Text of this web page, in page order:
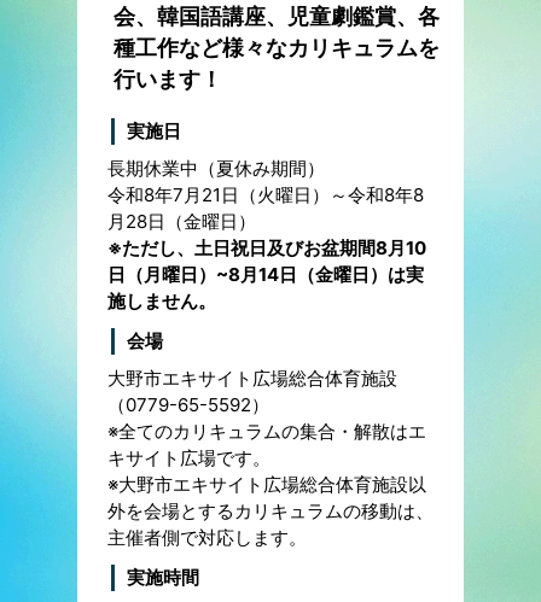
会、韓国語講座、児童劇鑑賞、各
種工作など様々なカリキュラムを
行います！
実施日
長期休業中（夏休み期間）
令和8年7月21日（火曜日）～令和8年8
月28日（金曜日）
※ただし、土日祝日及びお盆期間8月10
日（月曜日）~8月14日（金曜日）は実
施しません。
会場
大野市エキサイト広場総合体育施設
（0779-65-5592）
※全てのカリキュラムの集合・解散はエ
キサイト広場です。
※大野市エキサイト広場総合体育施設以
外を会場とするカリキュラムの移動は、
主催者側で対応します。
実施時間